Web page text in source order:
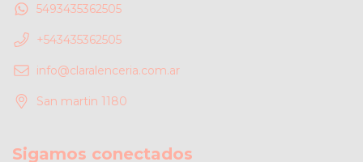
5493435362505
+543435362505
info@claralenceria.com.ar
San martin 1180
Sigamos conectados